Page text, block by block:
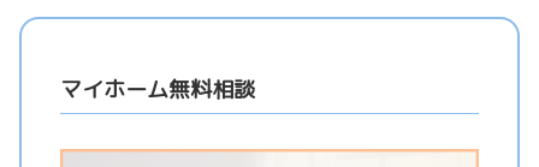
マイホーム無料相談